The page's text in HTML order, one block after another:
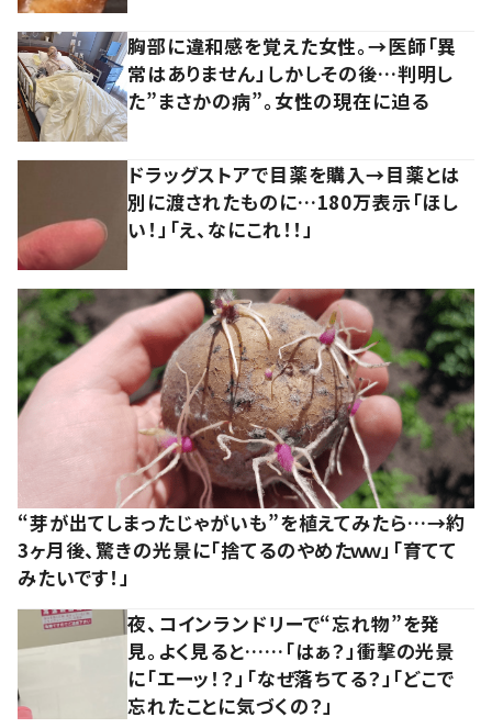
胸部に違和感を覚えた女性。→医師「異
常はありません」しかしその後…判明し
た”まさかの病”。女性の現在に迫る
ドラッグストアで目薬を購入→目薬とは
別に渡されたものに…180万表示「ほし
い！」「え、なにこれ！！」
“芽が出てしまったじゃがいも”を植えてみたら…→約
3ヶ月後、驚きの光景に「捨てるのやめたｗｗ」「育てて
みたいです！」
夜、コインランドリーで“忘れ物”を発
見。よく見ると……「はぁ？」衝撃の光景
に「エーッ！？」「なぜ落ちてる？」「どこで
忘れたことに気づくの？」